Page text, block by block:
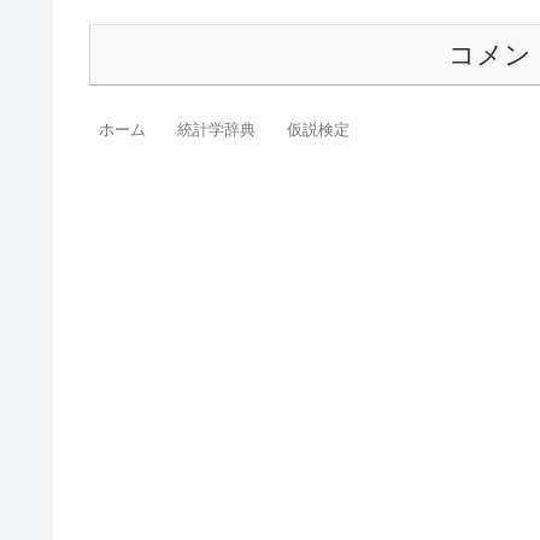
コメン
ホーム 統計学辞典 仮説検定